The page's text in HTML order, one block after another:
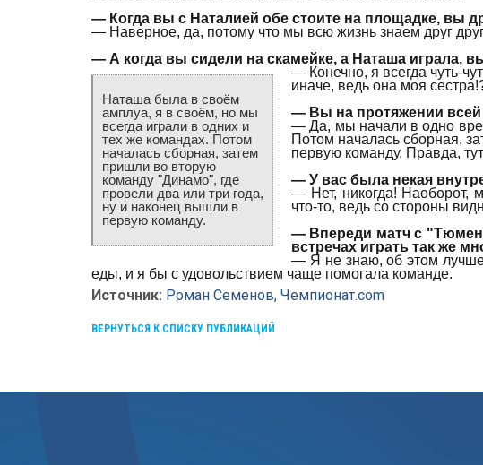
— Когда вы с Наталией обе стоите на площадке, вы
— Наверное, да, потому что мы всю жизнь знаем друг
— А когда вы сидели на скамейке, а Наташа играла,
— Конечно, я всегда чуть-
Наташа была в своём
амплуа, я в своём, но мы
всегда играли в одних и
тех же командах. Потом
началась сборная, затем
пришли во вторую
команду "Динамо", где
провели два или три года,
ну и наконец вышли в
первую команду.
иначе, ведь она моя
— Вы на протяжении всей
— Да, мы начали в одно
Потом началась сборная,
первую команду. Правда,
— У вас была некая
— Нет, никогда! Наоборот,
что-то, ведь со стороны
— Впереди матч с
встречах играть так же
— Я не знаю, об этом лучше
еды, и я бы с удовольствием чаще помогала команде.
Источник: Роман Семенов, Чемпионат.com
ВЕРНУТЬСЯ К СПИСКУ ПУБЛИКАЦИЙ